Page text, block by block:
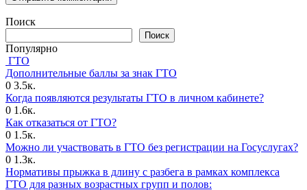
Поиск
Поиск
Популярно
ГТО
Дополнительные баллы за знак ГТО
0 3.5к.
Когда появляются результаты ГТО в личном кабинете?
0 1.6к.
Как отказаться от ГТО?
0 1.5к.
Можно ли участвовать в ГТО без регистрации на Госуслугах?
0 1.3к.
Нормативы прыжка в длину с разбега в рамках комплекса
ГТО для разных возрастных групп и полов: